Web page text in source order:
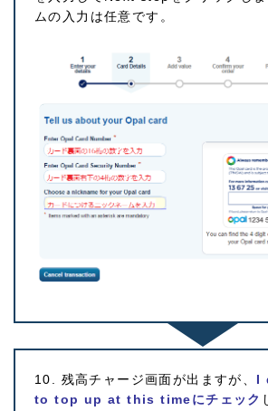
ムの入力は任意です。
10. 残高チャージ画面が出ますが、 I
to top up at this timeにチェック